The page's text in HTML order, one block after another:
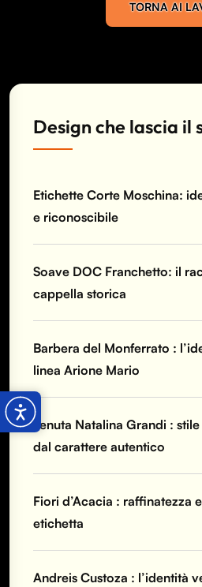
TORNA AI
Design che lascia il
Etichette Corte Moschina:
e riconoscibile
Soave DOC Franchetto: il
cappella storica
Barbera del Monferrato :
linea Arione Mario
Tenuta Natalina Grandi :
dal carattere autentico
Fiori d’Acacia : raffinatezza
etichetta
Andreis Custoza : l’identità